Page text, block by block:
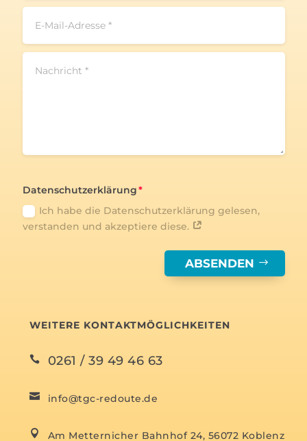
Datenschutzerklärung
Ich habe die Datenschutzerklärung gelesen,
verstanden und akzeptiere diese.
ABSENDEN
WEITERE KONTAKTMÖGLICHKEITEN
 0261 / 39 49 46 63
 info@tgc-redoute.de
 Am Metternicher Bahnhof 24, 56072 Koblenz